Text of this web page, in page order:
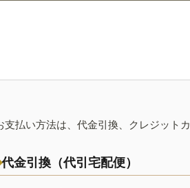
支払い方法は、代金引換、クレジット
代金引換（代引宅配便）